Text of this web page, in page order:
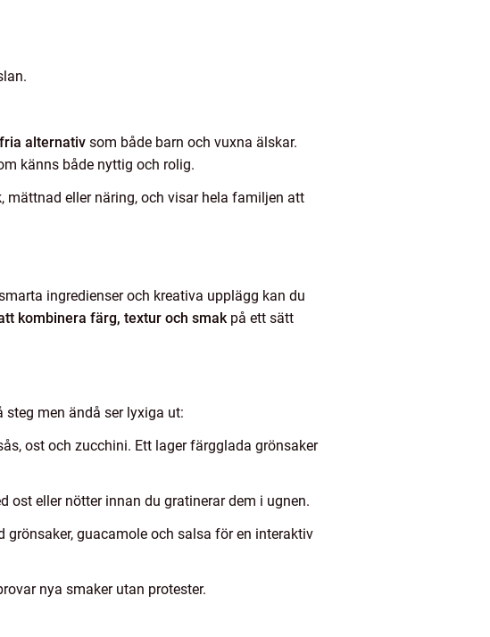
alternativ som både barn och vuxna älskar.
känns både nyttig och rolig.
eller näring, och visar hela familjen att
ingredienser och kreativa upplägg kan du
kombinera färg, textur och smakpå ett sätt
steg men ändå ser lyxiga ut:
ost och zucchini. Ett lager färgglada grönsaker
ost eller nötter innan du gratinerar dem i ugnen.
grönsaker, guacamole och salsa för en interaktiv
nya smaker utan protester.